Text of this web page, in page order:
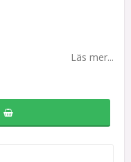
Läs mer...